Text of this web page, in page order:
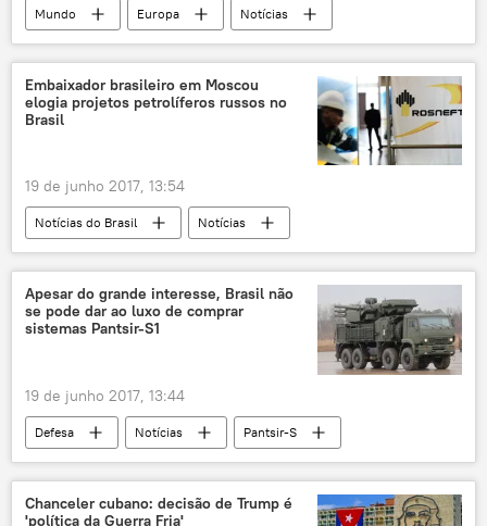
Mundo Europa
Notícias
Gerard Collomb
Ministério do Interior da França
Embaixador brasileiro em Moscou
elogia projetos petrolíferos russos no
Brasil
19 de junho 2017, 13:54
Notícias do Brasil
Notícias
Petrobras
Rosneft
comércio bilateral
petroleiras
balança comercial
cooperação econômica
Apesar do grande interesse, Brasil não
se pode dar ao luxo de comprar
sistemas Pantsir-S1
19 de junho 2017, 13:44
Defesa Notícias
Pantsir-S
compras
cooperação
militar
cooperação econômica
metas orçamentárias
Chanceler cubano: decisão de Trump é
'política da Guerra Fria'